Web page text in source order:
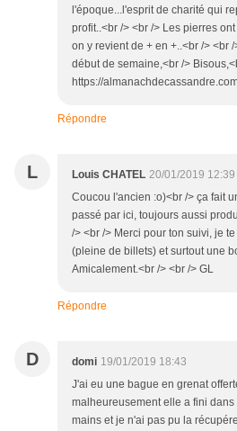
l'époque...l'esprit de charité qui
profit..<br /> <br /> Les pierres
on y revient de + en +..<br /> <br
début de semaine,<br />
https://
Répondre
L Louis CHATEL 20/01/2019 12:39
Coucou l'ancien :o)<br /> ça fait
passé par ici, toujours aussi
/> <br /> Merci pour ton suivi, je
(pleine de billets) et surtout une
Amicalement.<br /> <br /> GL
Répondre
D domi 19/01/2019 18:43
J'ai eu une bague en grenat
malheureusement elle a fini
mains et je n'ai pas pu la